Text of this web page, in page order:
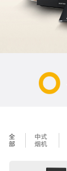
全
部
中式
烟机